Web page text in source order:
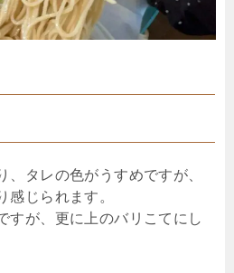
、タレの色がうすめですが、
感じられます。
すが、更に上のバリこてにし